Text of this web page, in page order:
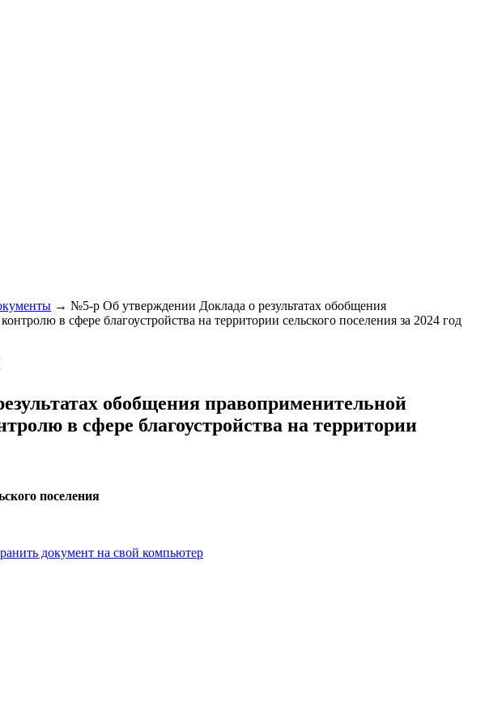
→ №5-р Об утверждении Доклада о результатах обобщения
в сфере благоустройства на территории сельского поселения за 2024 год
обобщения правоприменительной
в сфере благоустройства на территории
поселения
документ на свой компьютер